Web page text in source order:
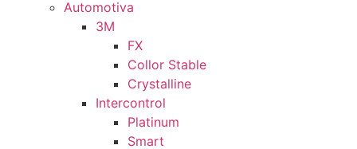
Automotiva
3M
FX
Collor Stable
Crystalline
Intercontrol
Platinum
Smart